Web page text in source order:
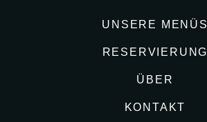
UNSERE MENÜS
RESERVIERUNG
ÜBER
KONTAKT